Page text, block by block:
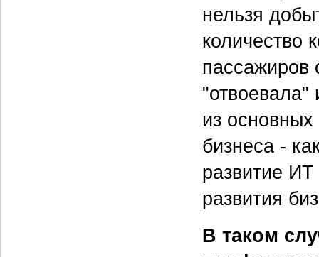
нельзя
количество
пассажиров
"отвоевала"
из
бизнеса -
развитие
развития
В таком